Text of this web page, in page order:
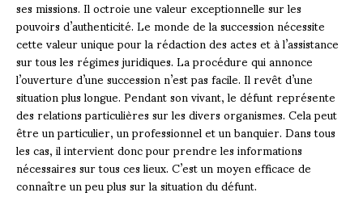
ses missions. Il octroie une valeur exceptionnelle sur les
pouvoirs d’authenticité. Le monde de la succession nécessite
cette valeur unique pour la rédaction des actes et à l’assistance
sur tous les régimes juridiques. La procédure qui annonce
l’ouverture d’une succession n’est pas facile. Il revêt d’une
situation plus longue. Pendant son vivant, le défunt représente
des relations particulières sur les divers organismes. Cela peut
être un particulier, un professionnel et un banquier. Dans tous
les cas, il intervient donc pour prendre les informations
nécessaires sur tous ces lieux. C’est un moyen efficace de
connaître un peu plus sur la situation du défunt.